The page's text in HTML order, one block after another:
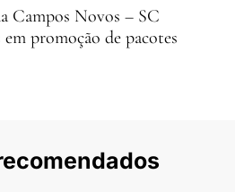
Campos Novos – SC
promoção de pacotes